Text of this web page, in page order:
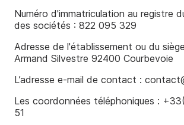
Numéro d'immatriculation au registre
des sociétés : 822 095 329
Adresse de l'établissement ou du
Armand Silvestre 92400 Courbevoie
L’adresse e-mail de contact :
Les coordonnées téléphoniques :
51